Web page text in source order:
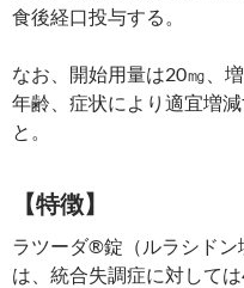
食後経口投与する。
なお、開始用量は20㎎、
年齢、症状により適宜増
と。
【特徴】
ラツーダ®錠（ルラシド
は、統合失調症に対して